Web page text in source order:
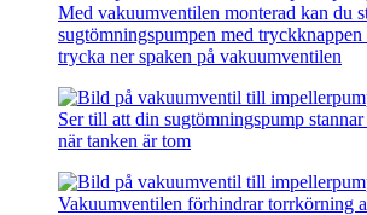
Med vakuumventilen monterad kan du
sugtömningspumpen med
trycka ner spaken på vakuumventilen
Ser till att din sugtömningspump
när tanken är tom
Vakuumventilen förhindrar torrkörning